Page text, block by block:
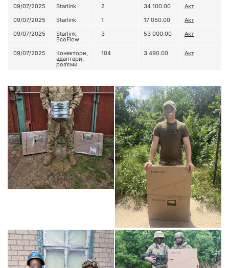
09/07/2025
Starlink 2 34 100.00
Акт
09/07/2025
Starlink 1 17 050.00
Акт
09/07/2025
Starlink,
EcoFlow
3 53 000.00 Акт
09/07/2025 Конектори,
адаптери,
роз'єми
104 3 490.00 Акт